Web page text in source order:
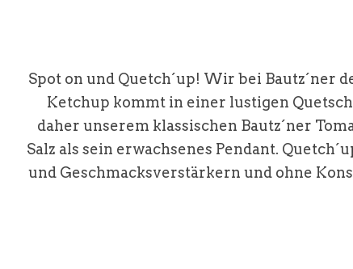
Spot on und Quetch´up! Wir bei Bautz´ner
Ketchup kommt in einer lustigen
daher unserem klassischen Bautz´ner
Salz als sein erwachsenes Pendant.
und Geschmacksverstärkern und ohne